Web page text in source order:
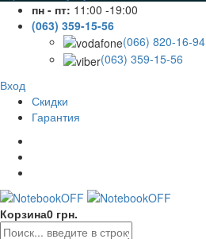
пн - пт: 11:00 -19:00
(063) 359-15-56
(066) 820-16-94
(063) 359-15-56
Вход
Скидки
Гарантия
Корзина0 грн.